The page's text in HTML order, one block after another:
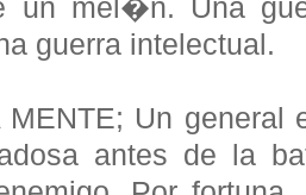
un mel�n. Una
guerra intelectual.
MENTE; Un general
antes de la